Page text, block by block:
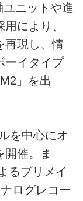
ニットや進
により、
再現し、情
ーイタイプ
」を出
を中心にオ
催。ま
るプリメイ
ログレコー